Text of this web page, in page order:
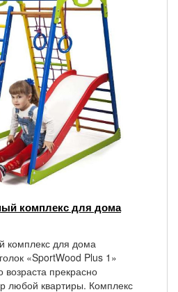
комплекс для дома
комплекс для дома
«SportWood Plus 1»
прекрасно
любой квартиры. Комплекс